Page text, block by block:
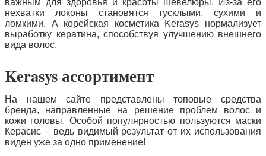
важным для здоровья и красоты шевелюры. Из-за его
нехватки локоны становятся тусклыми, сухими и
ломкими. А корейская косметика Kerasys нормализует
выработку кератина, способствуя улучшению внешнего
вида волос.
Kerasys ассортимент
На нашем сайте представлены топовые средства
бренда, направленные на решение проблем волос и
кожи головы. Особой популярностью пользуются маски
Керасис – ведь видимый результат от их использования
виден уже за одно применение!